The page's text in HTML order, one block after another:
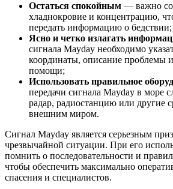
Остаться спокойным — важно
хладнокровие и концентрацию,
передать информацию о бедствии;
Ясно и четко излагать
сигнала Mayday необходимо
координаты, описание проблемы
помощи;
Использовать правильное
передачи сигнала Mayday в море
радар, радиостанцию или другие
внешним миром.
Сигнал Mayday является серьезным
чрезвычайной ситуации. При его
помнить о последовательности и
чтобы обеспечить максимально
спасения и специалистов.